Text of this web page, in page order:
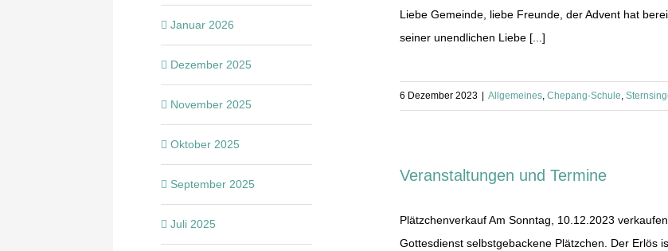
Liebe Gemeinde, liebe Freunde, der Advent hat
seiner unendlichen Liebe [...]
6 Dezember 2023 Allgemeines, Chepang-Schule,
Veranstaltungen und Termine
Plätzchenverkauf Am Sonntag, 10.12.2023
Gottesdienst selbstgebackene Plätzchen. Der Erlös
Januar 2026
Dezember 2025
November 2025
Oktober 2025
September 2025
Juli 2025